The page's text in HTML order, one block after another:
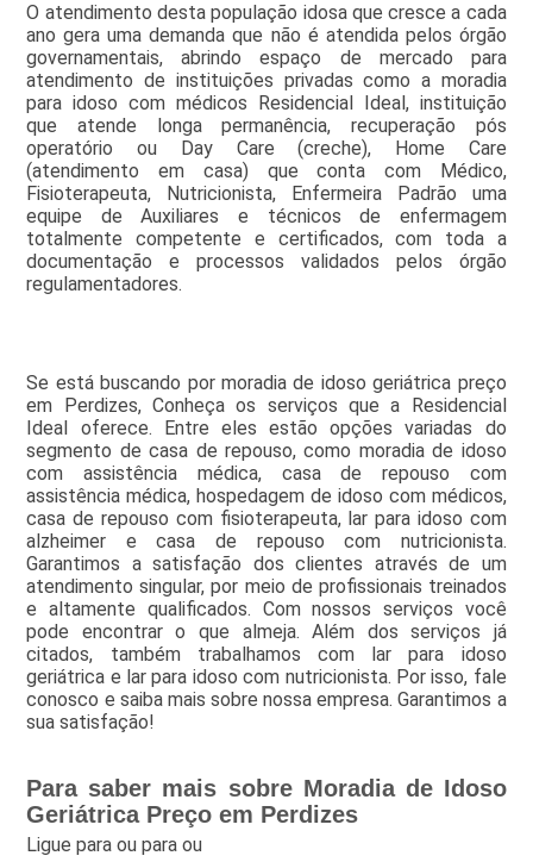
O atendimento desta população idosa que cresce a cada
ano gera uma demanda que não é atendida pelos órgão
governamentais, abrindo espaço de mercado para
atendimento de instituições privadas como a moradia
para idoso com médicos Residencial Ideal, instituição
que atende longa permanência, recuperação pós
operatório ou Day Care (creche), Home Care
(atendimento em casa) que conta com Médico,
Fisioterapeuta, Nutricionista, Enfermeira Padrão uma
equipe de Auxiliares e técnicos de enfermagem
totalmente competente e certificados, com toda a
documentação e processos validados pelos órgão
regulamentadores.
Se está buscando por moradia de idoso geriátrica preço
em Perdizes, Conheça os serviços que a Residencial
Ideal oferece. Entre eles estão opções variadas do
segmento de casa de repouso, como moradia de idoso
com assistência médica, casa de repouso com
assistência médica, hospedagem de idoso com médicos,
casa de repouso com fisioterapeuta, lar para idoso com
alzheimer e casa de repouso com nutricionista.
Garantimos a satisfação dos clientes através de um
atendimento singular, por meio de profissionais treinados
e altamente qualificados. Com nossos serviços você
pode encontrar o que almeja. Além dos serviços já
citados, também trabalhamos com lar para idoso
geriátrica e lar para idoso com nutricionista. Por isso, fale
conosco e saiba mais sobre nossa empresa. Garantimos a
sua satisfação!
Para saber mais sobre Moradia de Idoso
Geriátrica Preço em Perdizes
Ligue paraou paraou